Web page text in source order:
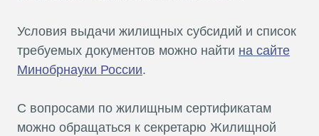
Условия выдачи жилищных субсидий и список
требуемых документов можно найти на сайте
Минобрнауки России.
С вопросами по жилищным сертификатам
можно обращаться к секретарю Жилищной